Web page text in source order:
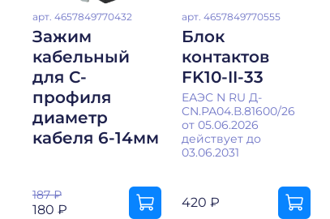
арт. 4657849770432
Зажим
кабельный
для С-
профиля
диаметр
кабеля 6-14мм
187 ₽
180 ₽
арт.4657849770555
Блок
контактов
FK10-II-33
ЕАЭС N RU Д-
CN.РА04.В.81600/26
от 05.06.2026
действует до
03.06.2031
420 ₽